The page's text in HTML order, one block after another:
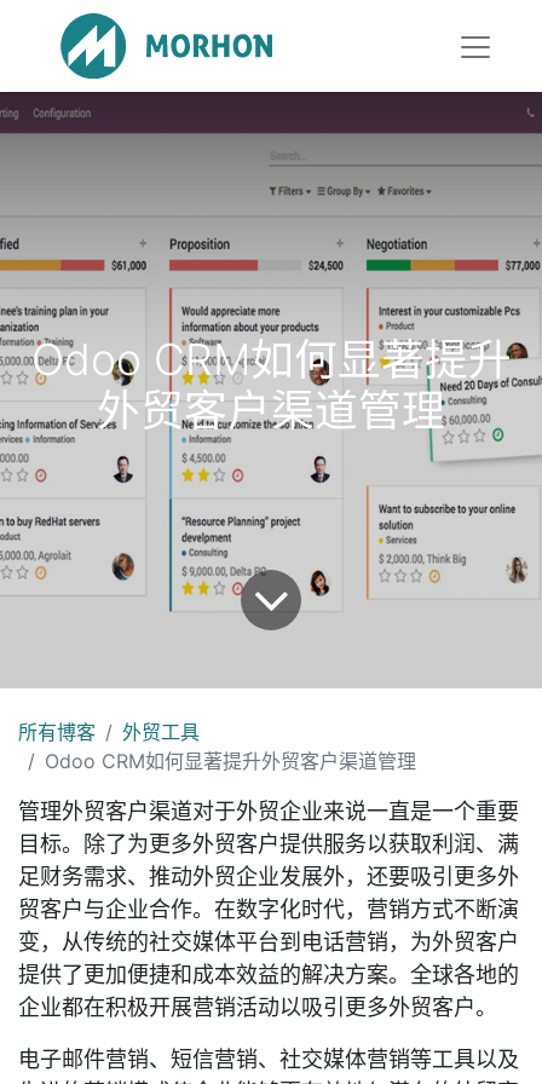
Odoo CRM如何显著提升
外贸客户渠道管理
所有博客
外贸工具
Odoo CRM如何显著提升外贸客户渠道管理
管理外贸客户渠道对于外贸企业来说一直是一个重要
目标。除了为更多外贸客户提供服务以获取利润、满
足财务需求、推动外贸企业发展外，还要吸引更多外
贸客户与企业合作。在数字化时代，营销方式不断演
变，从传统的社交媒体平台到电话营销，为外贸客户
提供了更加便捷和成本效益的解决方案。全球各地的
企业都在积极开展营销活动以吸引更多外贸客户。
电子邮件营销、短信营销、社交媒体营销等工具以及